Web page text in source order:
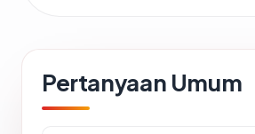
Pertanyaan Umum